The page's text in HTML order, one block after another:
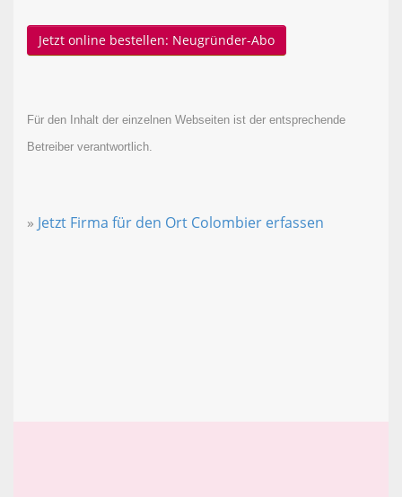
Jetzt online bestellen: Neugründer-Abo
Für den Inhalt der einzelnen Webseiten ist der entsprechende
Betreiber verantwortlich.
» Jetzt Firma für den Ort Colombier erfassen